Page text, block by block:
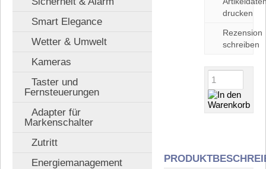
Smart Elegance
Wetter & Umwelt
Kameras
Taster und
Fernsteuerungen
Adapter für
Markenschalter
Zutritt
Energiemanagement
drucken
Rezension
schreiben